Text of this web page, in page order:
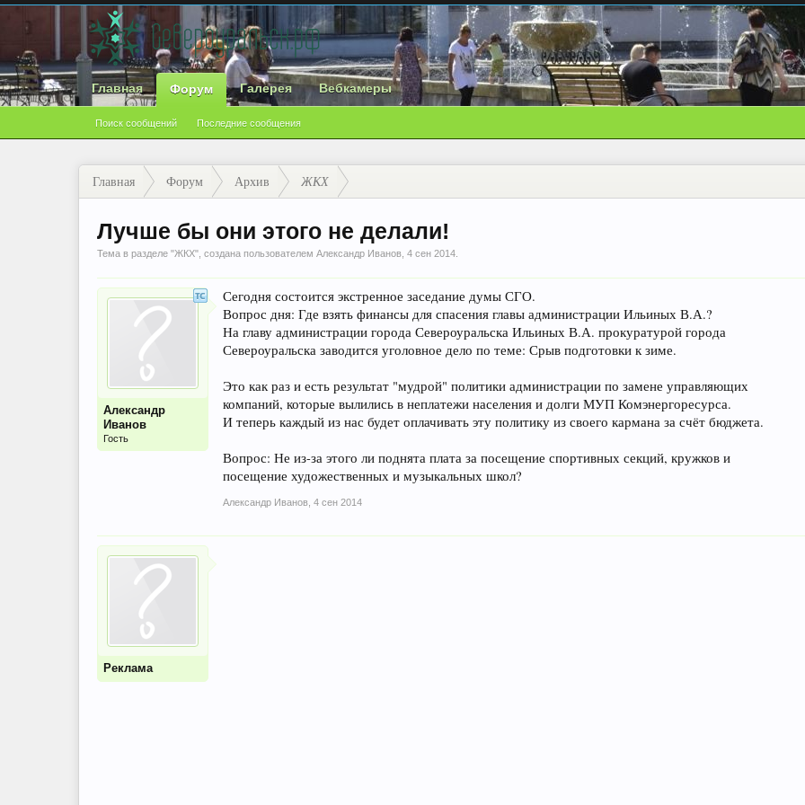
Главная Форум
Поиск сообщений Последние сообщения
Галерея Вебкамеры
Главная Форум Архив ЖКХ
Лучше бы они этого не делали!
Тема в разделе "ЖКХ", создана пользователем Александр Иванов 4 сен 2014
Александр
Иванов
Гость
Сегодня состоится экстренное заседание думы СГО.
Вопрос дня: Где взять финансы для спасения главы администрации Ильиных В.А.?
На главу администрации города Североуральска Ильиных В.А. прокуратурой города
Североуральска заводится уголовное дело по теме: Срыв подготовки к зиме.
Это как раз и есть результат "мудрой" политики администрации по замене управляющих
компаний, которые вылились в неплатежи населения и долги МУП Комэнергоресурса.
И теперь каждый из нас будет оплачивать эту политику из своего кармана за счёт бюджета.
Вопрос: Не из-за этого ли поднята плата за посещение спортивных секций, кружков и
посещение художественных и музыкальных школ?
Александр Иванов 4 сен 2014
Реклама